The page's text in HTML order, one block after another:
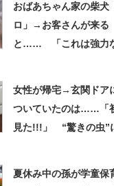
おばあちゃん家の柴犬
ロ」→お客さんが来る
と…… 「これは強力
女性が帰宅→玄関ドア
ついていたのは……「
見た!!!」 “驚きの虫”
夏休み中の孫が学童保